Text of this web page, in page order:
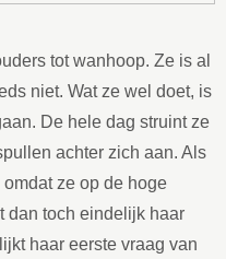
tot wanhoop. Ze is al
niet. Wat ze wel doet, is
De hele dag struint ze
achter zich aan. Als
omdat ze op de hoge
dan toch eindelijk haar
haar eerste vraag van